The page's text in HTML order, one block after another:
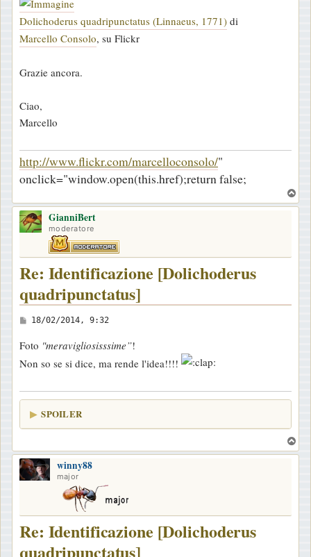
i
o
Dolichoderus quadripunctatus (Linnaeus, 1771) di
Marcello Consolo, su Flickr
Grazie ancora.
Ciao,
Marcello
http://www.flickr.com/marcelloconsolo/"
onclick="window.open(this.href);return false;
o
GianniBert
moderatore
Re: Identificazione [Dolichoderus
quadripunctatus]
M
s
s
g
g
o
18/02/2014, 9:32
Foto "meravigliosisssime”!
Non so se si dice, ma rende l'idea!!!!
SPOILER
o
winny88
major
Re: Identificazione [Dolichoderus
quadripunctatus]